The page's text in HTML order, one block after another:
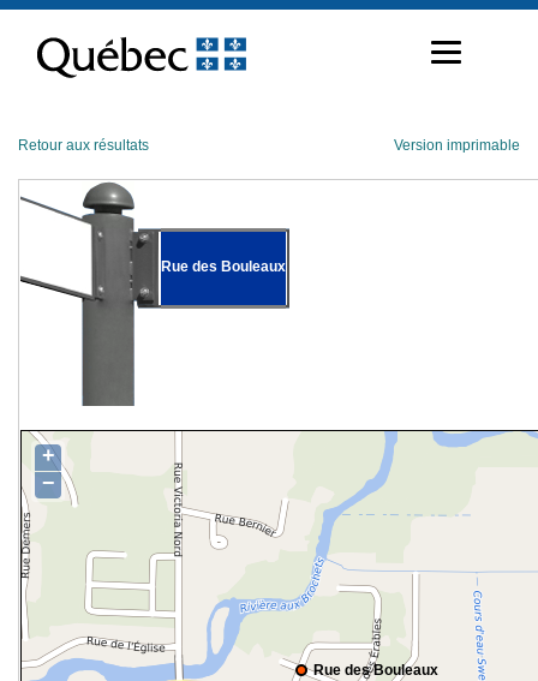
contenu
Retour aux résultats Version imprimable
Rue des Bouleaux
Rue des Bouleaux
+
−